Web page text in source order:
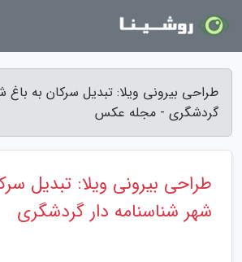
طراحی بیرونی ویلا: تبدیل سرکان به باغ
گردشگری - مجله عکس
طراحی بیرونی ویلا: تبدیل
شهر شناسنامه دار گردشگری